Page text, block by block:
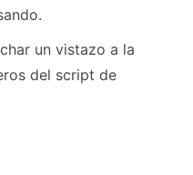
un vistazo a la
del script de